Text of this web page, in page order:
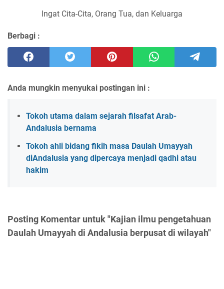
Ingat Cita-Cita, Orang Tua, dan Keluarga
Berbagi :
Anda mungkin menyukai postingan ini :
Tokoh utama dalam sejarah filsafat Arab-
Andalusia bernama
Tokoh ahli bidang fikih masa Daulah Umayyah
diAndalusia yang dipercaya menjadi qadhi atau
hakim
Posting Komentar untuk "Kajian ilmu pengetahuan
Daulah Umayyah di Andalusia berpusat di wilayah"